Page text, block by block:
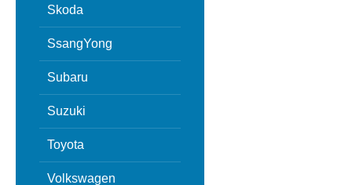
Skoda
SsangYong
Subaru
Suzuki
Toyota
Volkswagen